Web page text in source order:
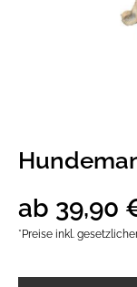
ab 39,90
*Preise inkl.